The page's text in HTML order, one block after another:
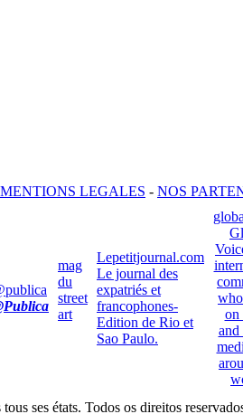
MENTIONS LEGALES - NOS
mag
du
street
art
Lepetitjournal.com
Le journal des
expatriés et
francophones-
Edition de Rio et
Sao Paulo.
on
and
ses états. Todos os direitos